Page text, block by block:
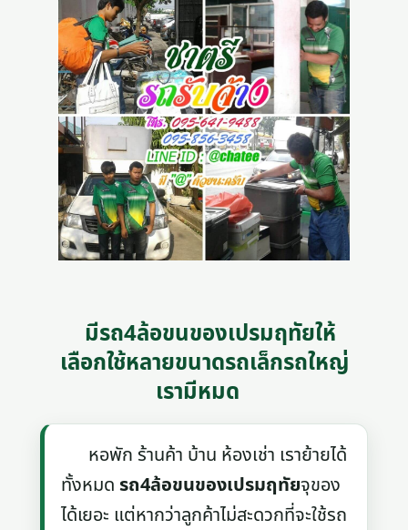
มีรถ4ล้อขนของเปรมฤทัยให้
เลือกใช้หลายขนาดรถเล็กรถใหญ่
เรามีหมด
หอพัก ร้านค้า บ้าน ห้องเช่า เราย้ายได้
ทั้งหมดรถ4ล้อขนของเปรมฤทัยจุของ
ได้เยอะ แต่หากว่าลูกค้าไม่สะดวกที่จะใช้รถ